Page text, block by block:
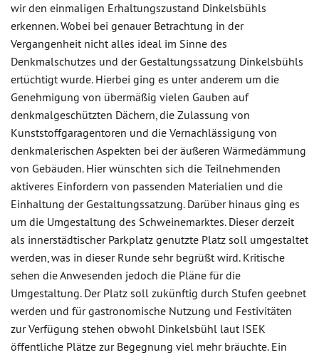
wir den einmaligen Erhaltungszustand Dinkelsbühls
erkennen. Wobei bei genauer Betrachtung in der
Vergangenheit nicht alles ideal im Sinne des
Denkmalschutzes und der Gestaltungssatzung Dinkelsbühls
ertüchtigt wurde. Hierbei ging es unter anderem um die
Genehmigung von übermäßig vielen Gauben auf
denkmalgeschützten Dächern, die Zulassung von
Kunststoffgaragentoren und die Vernachlässigung von
denkmalerischen Aspekten bei der äußeren Wärmedämmung
von Gebäuden. Hier wünschten sich die Teilnehmenden
aktiveres Einfordern von passenden Materialien und die
Einhaltung der Gestaltungssatzung. Darüber hinaus ging es
um die Umgestaltung des Schweinemarktes. Dieser derzeit
als innerstädtischer Parkplatz genutzte Platz soll umgestaltet
werden, was in dieser Runde sehr begrüßt wird. Kritische
sehen die Anwesenden jedoch die Pläne für die
Umgestaltung. Der Platz soll zukünftig durch Stufen geebnet
werden und für gastronomische Nutzung und Festivitäten
zur Verfügung stehen obwohl Dinkelsbühl laut ISEK
öffentliche Plätze zur Begegnung viel mehr bräuchte. Ein